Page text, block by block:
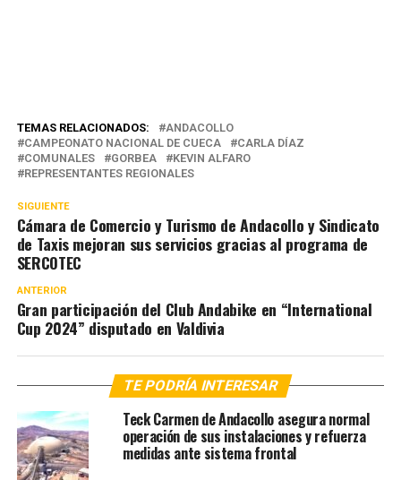
TEMAS RELACIONADOS:
ANDACOLLO
CAMPEONATO NACIONAL DE CUECA
CARLA DÍAZ
COMUNALES
GORBEA
KEVIN ALFARO
REPRESENTANTES REGIONALES
SIGUIENTE
Cámara de Comercio y Turismo de Andacollo y Sindicato
de Taxis mejoran sus servicios gracias al programa de
SERCOTEC
ANTERIOR
Gran participación del Club Andabike en “International
Cup 2024” disputado en Valdivia
TE PODRÍA INTERESAR
Teck Carmen de Andacollo asegura normal
operación de sus instalaciones y refuerza
medidas ante sistema frontal